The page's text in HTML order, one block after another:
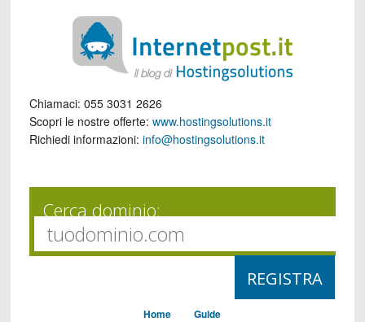
Chiamaci: 055 3031 2626
Scopri le nostre offerte: www.hostingsolutions.it
Richiedi informazioni: info@hostingsolutions.it
Cerca dominio:
Home Guide